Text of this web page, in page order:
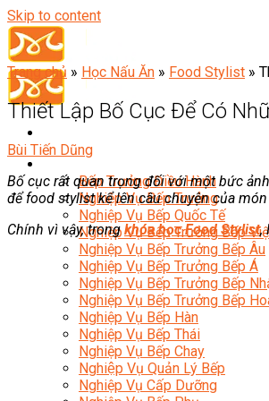
Skip to content
Bếp Trưởng Điều Hành
Nghiệp Vụ Bếp Trưởng
Nghiệp Vụ Bếp Quốc Tế
Nghiệp Vụ Bếp Trưởng Bếp
Nghiệp Vụ Bếp Trưởng Bếp Âu
Nghiệp Vụ Bếp Trưởng Bếp Á
Nghiệp Vụ Bếp Trưởng Bếp
Nghiệp Vụ Bếp Trưởng Bếp
Nghiệp Vụ Bếp Hàn
Nghiệp Vụ Bếp Thái
Nghiệp Vụ Bếp Chay
Nghiệp Vụ Quản Lý Bếp
Nghiệp Vụ Cấp Dưỡng
Trang chủ » Học Nấu Ăn » Food Stylist »
Thiết Lập Bố Cục Để Có
Bùi Tiến Dũng
Bố cục rất quan trọng đối với một bức
để food stylist kể lên câu chuyện của món
Chính vì vậy, trongkhóa học Food Stylist,